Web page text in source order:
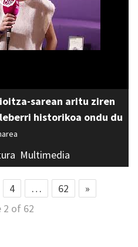
sarean aritu ziren
historikoa ondu du
Multimedia
4 … 62
»
2 of 62